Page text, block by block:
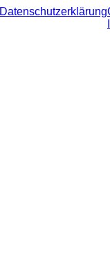
Datenschutzerklärung